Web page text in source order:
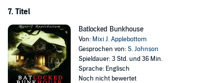
7. Titel
Batlocked Bunkhouse
Von: Mixi J. Applebottom
Gesprochen von:S. Johnson
Spieldauer: 3 Std. und 36 Min.
Sprache: Englisch
Noch nicht bewertet